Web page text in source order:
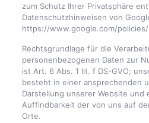
zum Schutz Ihrer Privatsphäre
Datenschutzhinweisen von
https://www.google.com/
Rechtsgrundlage für die
personenbezogenen Daten zur
ist Art. 6 Abs. 1 lit. f DS-GVO;
besteht in einer ansprechenden
Darstellung unserer Website und
Auffindbarkeit der von uns auf
Orte.